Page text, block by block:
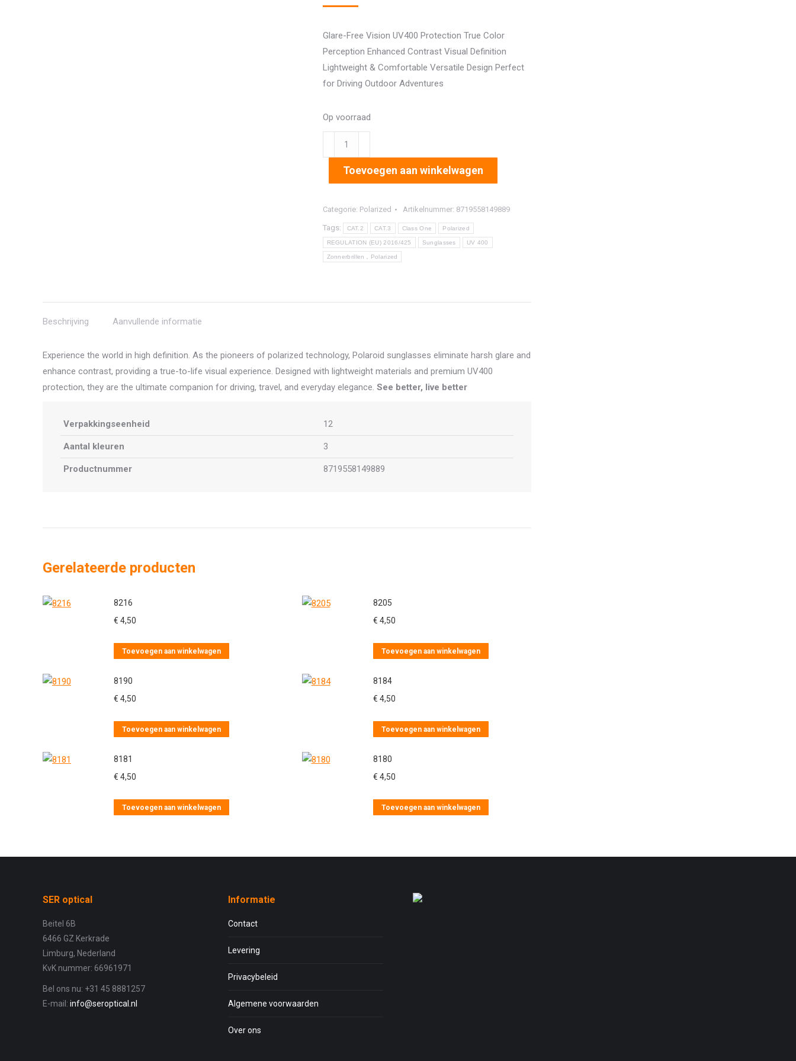
Glare-Free Vision UV400 Protection True Color
Perception Enhanced Contrast Visual Definition
Lightweight & Comfortable Versatile Design Perfect
for Driving Outdoor Adventures
Op voorraad
aantal
Toevoegen aan winkelwagen
Categorie: Polarized Artikelnummer: 8719558149889
Tags: CAT.2 CAT.3 Class One Polarized
REGULATION (EU) 2016/425 Sunglasses UV 400
Zonnerbrillen，Polarized
Beschrijving Aanvullende informatie
Experience the world in high definition. As the pioneers of polarized technology, Polaroid sunglasses eliminate harsh glare and
enhance contrast, providing a true-to-life visual experience. Designed with lightweight materials and premium UV400
protection, they are the ultimate companion for driving, travel, and everyday elegance. See better, live better
Verpakkingseenheid 12
Aantal kleuren 3
Productnummer 8719558149889
Gerelateerde producten
8216
€ 4,50
Toevoegen aan winkelwagen
8205
€ 4,50
Toevoegen aan winkelwagen
8190
€ 4,50
Toevoegen aan winkelwagen
8184
€ 4,50
Toevoegen aan winkelwagen
8181
€ 4,50
Toevoegen aan winkelwagen
8180
€ 4,50
Toevoegen aan winkelwagen
SER optical
Beitel 6B
6466 GZ Kerkrade
Limburg, Nederland
KvK nummer: 66961971
Bel ons nu: +31 45 8881257
E-mail: info@seroptical.nl
Informatie
Contact
Levering
Privacybeleid
Algemene voorwaarden
Over ons